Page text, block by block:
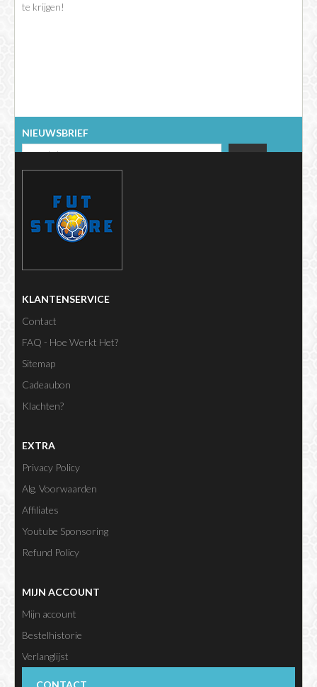
te krijgen!
NIEUWSBRIEF
KLANTENSERVICE
Contact
FAQ - Hoe Werkt Het?
Sitemap
Cadeaubon
Klachten?
EXTRA
Privacy Policy
Alg. Voorwaarden
Affiliates
Youtube Sponsoring
Refund Policy
MIJN ACCOUNT
Mijn account
Bestelhistorie
Verlanglijst
CONTACT